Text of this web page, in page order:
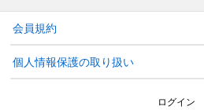
会員規約
個人情報保護の取り扱い
ログイン